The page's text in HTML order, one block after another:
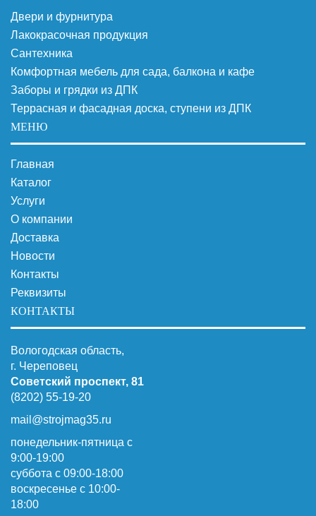
Двери и фурнитура
Лакокрасочная продукция
Сантехника
Комфортная мебель для сада, балкона и кафе
Заборы и грядки из ДПК
Террасная и фасадная доска, ступени из ДПК
МЕНЮ
Главная
Каталог
Услуги
О компании
Доставка
Новости
Контакты
Реквизиты
КОНТАКТЫ
Вологодская область,
г. Череповец
Советский проспект, 81
(8202) 55-19-20
mail@strojmag35.ru
понедельник-пятница с
9:00-19:00
суббота c 09:00-18:00
воскресенье с 10:00-
18:00